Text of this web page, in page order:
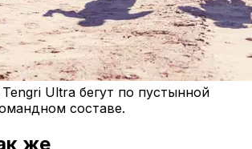
Ultra бегут по пустынной
составе.
же